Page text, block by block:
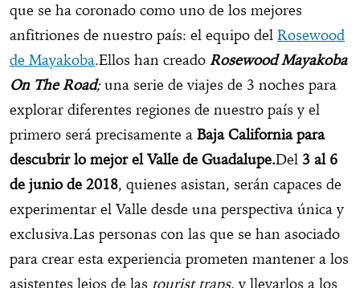
que se ha coronado como uno de los mejores
anfitriones de nuestro país: el equipo del Rosewood
de Mayakoba.Ellos han creado Rosewood Mayakoba
On The Road;una serie de viajes de 3 noches para
explorar diferentes regiones de nuestro país y el
primero será precisamente a Baja California para
descubrir lo mejor el Valle de Guadalupe.Del 3 al 6
de junio de 2018, quienes asistan, serán capaces de
experimentar el Valle desde una perspectiva única y
exclusiva.Las personas con las que se han asociado
para crear esta experiencia prometen mantener a los
asistentes lejos de las tourist traps, y llevarlos a los